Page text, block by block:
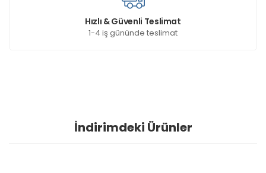
Hızlı & Güvenli Teslimat
1-4 iş gününde teslimat
İndirimdeki Ürünler